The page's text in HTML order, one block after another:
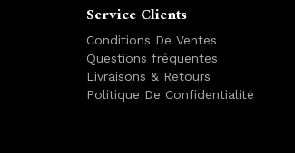
Service Clients
Conditions De Ventes
Questions fréquentes
Livraisons & Retours
Politique De Confidentialité